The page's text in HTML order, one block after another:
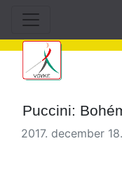
Puccini:
2017. december 18.